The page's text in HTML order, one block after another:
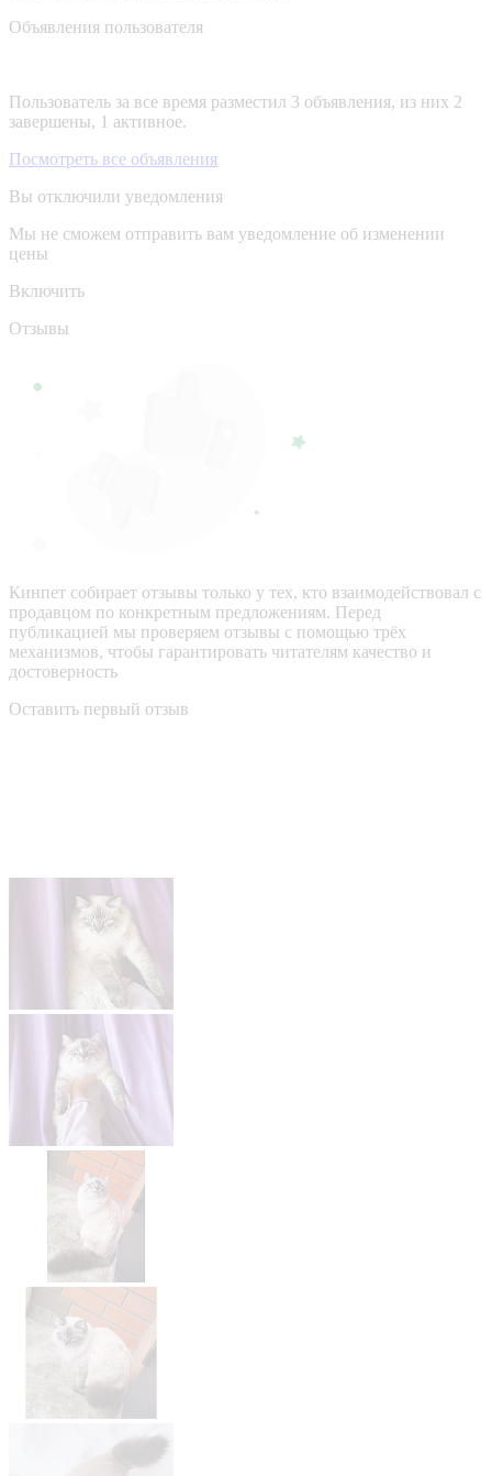
Объявления пользователя
Пользователь за все время разместил 3 объявления, из них 2
завершены, 1 активное.
Посмотреть все объявления
Вы отключили уведомления
Мы не сможем отправить вам уведомление об изменении
цены
Включить
Отзывы
Кинпет собирает отзывы только у тех, кто взаимодействовал с
продавцом по конкретным предложениям. Перед
публикацией мы проверяем отзывы с помощью трёх
механизмов, чтобы гарантировать читателям качество и
достоверность
Оставить первый отзыв